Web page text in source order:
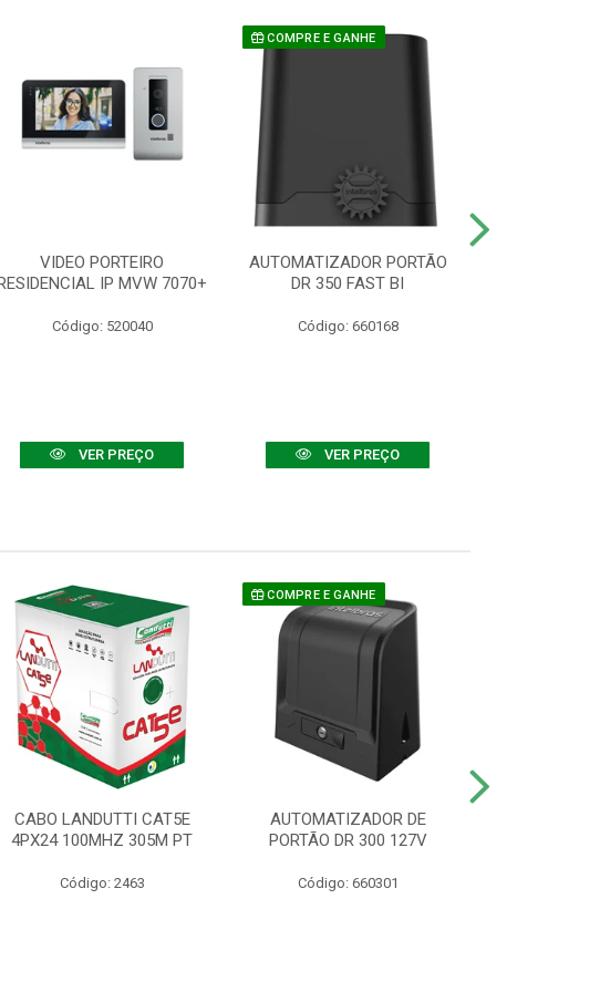
VIDEO PORTEIRO
IP MVW 7070+
Código: 520040
VER PREÇO
COMPRE E GANHE
AUTOMATIZADOR PORTÃO
DR 350 FAST BI
Código: 660168
VER PREÇO
CABO LANDUTTI CAT5E
4PX24 100MHZ 305M PT
Código: 2463
COMPRE E GANHE
AUTOMATIZADOR DE
PORTÃO DR 300 127V
Código: 660301